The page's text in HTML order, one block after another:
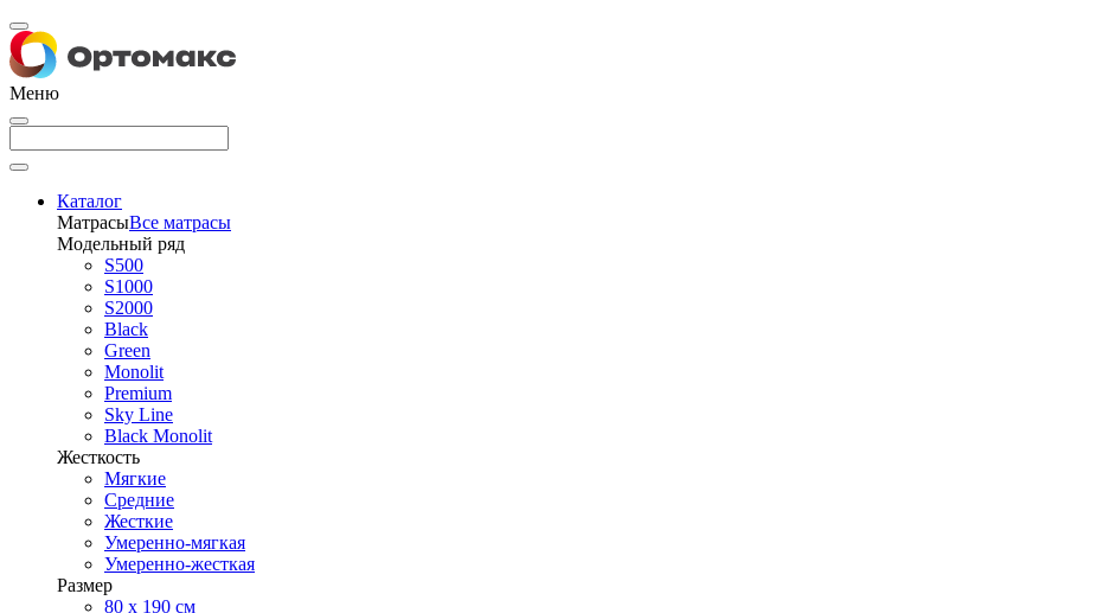
Меню
Каталог
МатрасыВсе матрасы
Модельный ряд
S500
S1000
S2000
Black
Green
Monolit
Premium
Sky Line
Black Monolit
Жесткость
Мягкие
Средние
Жесткие
Умеренно-мягкая
Умеренно-жесткая
Размер
80 х 190 см